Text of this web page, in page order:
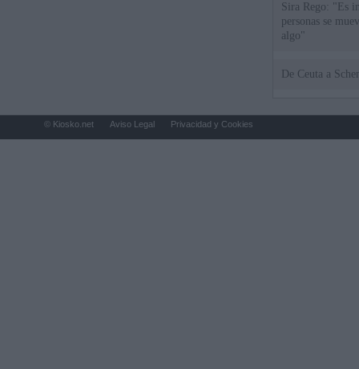
Sira Rego: "Es
personas se
algo"
De
© Kiosko.net Aviso Legal Privacidad y Cookies